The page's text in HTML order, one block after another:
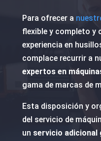
Para ofrecer a
flexible y completo y
experiencia en
complace recurrir a
expertos en
gama de marcas de
Esta disposición y
del servicio de
un servicio adicional